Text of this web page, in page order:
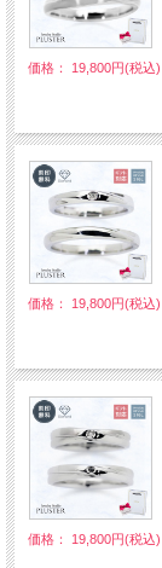
価格： 19,800円(税込)
価格： 19,800円(税込)
価格： 19,800円(税込)